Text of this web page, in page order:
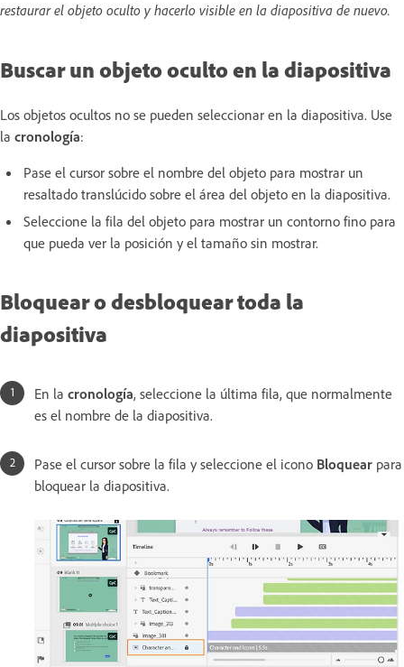
restaurar el objeto oculto y hacerlo visible en la diapositiva de nuevo.
Buscar un objeto oculto en la diapositiva
Los objetos ocultos no se pueden seleccionar en la diapositiva. Use
la cronología:
Pase el cursor sobre el nombre del objeto para mostrar un
resaltado translúcido sobre el área del objeto en la diapositiva.
Seleccione la fila del objeto para mostrar un contorno fino para
que pueda ver la posición y el tamaño sin mostrar.
Bloquear o desbloquear toda la
diapositiva
En la cronología, seleccione la última fila, que normalmente
es el nombre de la diapositiva.
Pase el cursor sobre la fila y seleccione el icono Bloquear para
bloquear la diapositiva.